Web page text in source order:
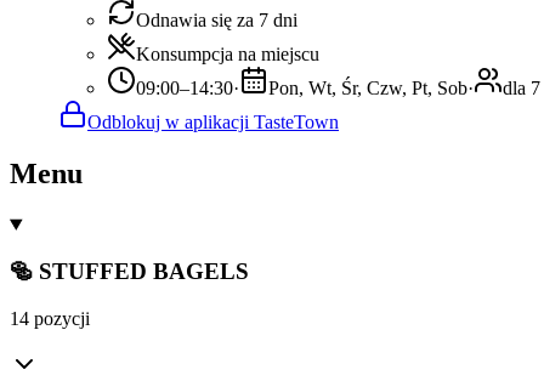
Odnawia się za 7 dni
Konsumpcja na miejscu
09:00–14:30· Pon, Wt, Śr, Czw, Pt, Sob·
dla 7
Odblokuj w aplikacji TasteTown
Menu
🥯 STUFFED BAGELS
14 pozycji